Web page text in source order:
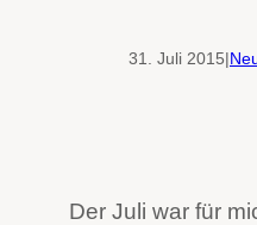
31. Juli 2015|
Der Juli war für